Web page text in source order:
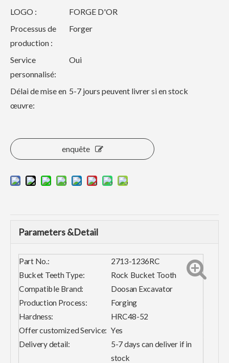
LOGO :
FORGE D'OR
Processus de
production :
Forger
Service
personnalisé:
Oui
Délai de mise en
œuvre:
5-7 jours peuvent livrer si en stock
enquête
Parameters &Detail
Part No.:
2713-1236RC
Bucket Teeth Type:
Rock Bucket Tooth
Compatible Brand:
Doosan Excavator
Production Process:
Forging
Hardness:
HRC48-52
Offer customized Service: Yes
Delivery detail:
5-7 days can deliver if in
stock